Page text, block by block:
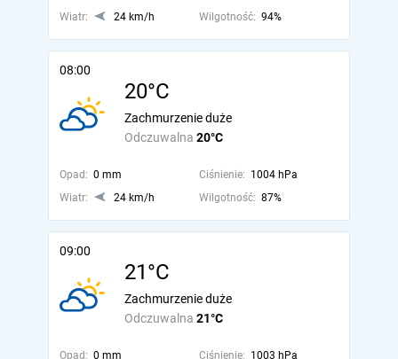
Wiatr: 24 km/h Wilgotność: 94%
08:00
20°C
Odczuwalna 20°C
Zachmurzenie duże
Opad: 0 mm Ciśnienie: 1004 hPa
Wiatr:
24 km/h Wilgotność: 87%
09:00
21°C
Odczuwalna 21°C
Zachmurzenie duże
Opad: 0 mm Ciśnienie: 1003 hPa